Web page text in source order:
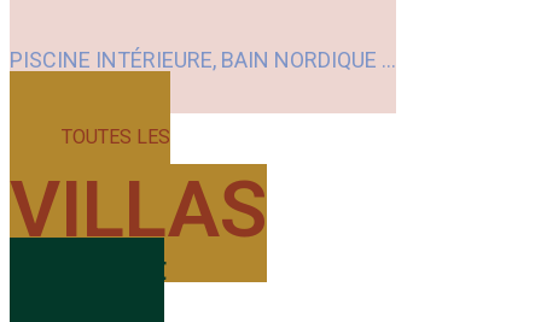
PISCINE INTÉRIEURE, BAIN NORDIQUE ...
TOUTES LES
VILLAS
Précédent